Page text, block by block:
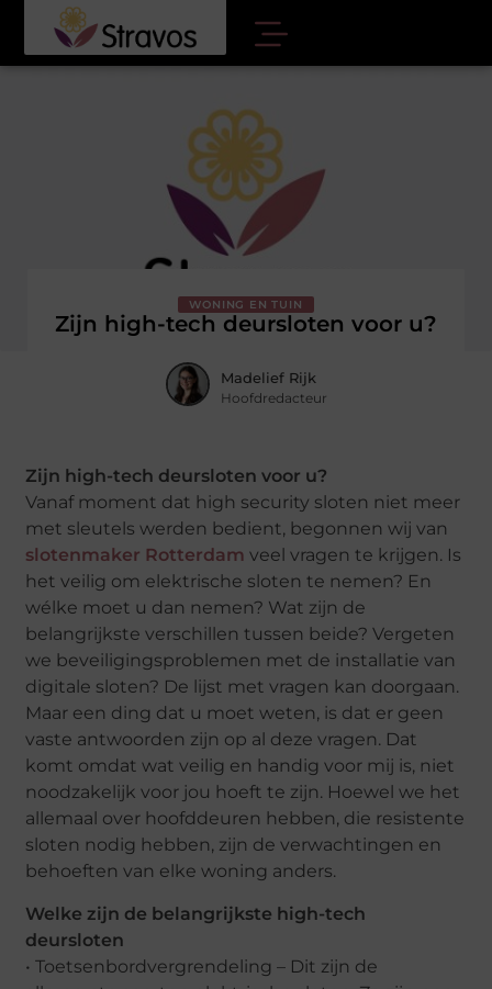
WONING EN TUIN
Zijn high-tech deursloten voor u?
Madelief Rijk
Hoofdredacteur
Zijn high-tech deursloten voor u?
Vanaf moment dat high security sloten niet meer
met sleutels werden bedient, begonnen wij van
slotenmaker Rotterdam veel vragen te krijgen. Is
het veilig om elektrische sloten te nemen? En
wélke moet u dan nemen? Wat zijn de
belangrijkste verschillen tussen beide? Vergeten
we beveiligingsproblemen met de installatie van
digitale sloten? De lijst met vragen kan doorgaan.
Maar een ding dat u moet weten, is dat er geen
vaste antwoorden zijn op al deze vragen. Dat
komt omdat wat veilig en handig voor mij is, niet
noodzakelijk voor jou hoeft te zijn. Hoewel we het
allemaal over hoofddeuren hebben, die resistente
sloten nodig hebben, zijn de verwachtingen en
behoeften van elke woning anders.
Welke zijn de belangrijkste high-tech
deursloten
• Toetsenbordvergrendeling – Dit zijn de